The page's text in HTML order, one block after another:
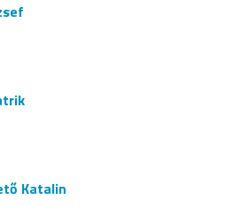
Katalin